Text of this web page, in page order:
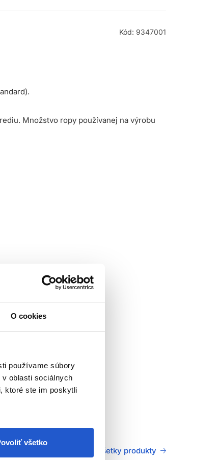
O cookies
používame súbory
oblasti sociálnych
ktoré ste im poskytli
všetko
Kód: 9347001
Množstvo ropy používanej na výrobu
Všetky produkty